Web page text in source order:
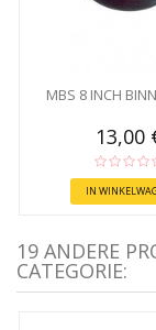
MBS 8 INCH
13,00
IN
19 ANDERE
CATEGORIE: